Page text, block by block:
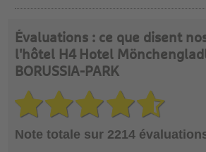
Évaluations : ce que disent
l'hôtel H4 Hotel
BORUSSIA-PARK
Note totale sur 2214